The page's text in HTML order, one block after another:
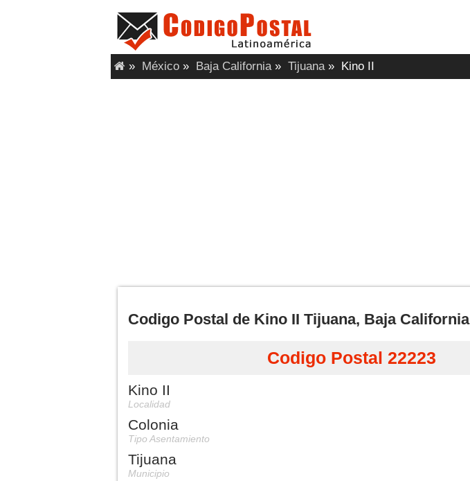
» México » Baja California » Tijuana » Kino II
Codigo Postal de Kino II Tijuana, Baja California
Codigo Postal 22223
Kino II
Localidad
Colonia
Tipo Asentamiento
Tijuana
Municipio